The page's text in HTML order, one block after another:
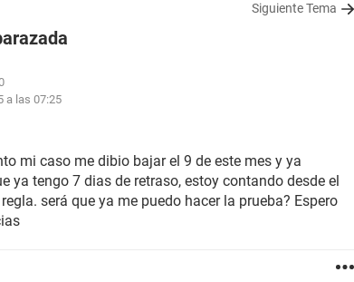
Siguiente Tema
a las 07:25
mi caso me dibio bajar el 9 de este mes y ya
ya tengo 7 dias de retraso, estoy contando desde el
será que ya me puedo hacer la prueba? Espero